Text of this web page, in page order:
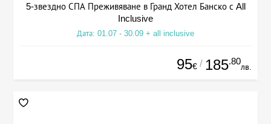
5-звездно СПА Преживяване в Гранд Хотел Банско с All
Inclusive
Дата: 01.07 - 30.09 + all inclusive
95€ / 185.80
лв.